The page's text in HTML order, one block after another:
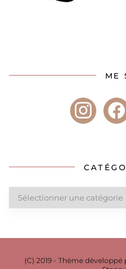
ME
instagram
Catégories
blog
(C) 2019 - Thème